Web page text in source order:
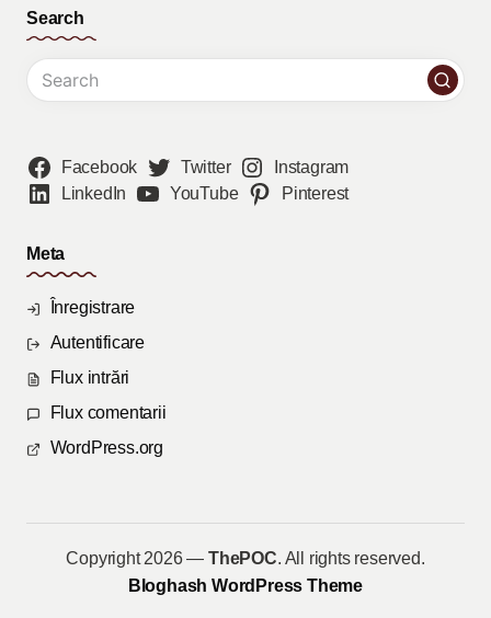
Search
Facebook Twitter
Instagram
LinkedIn
YouTube Pinterest
Meta
Înregistrare
Autentificare
Flux intrări
Flux comentarii
WordPress.org
Copyright 2026 —ThePOC. All rights reserved.
Bloghash WordPress Theme